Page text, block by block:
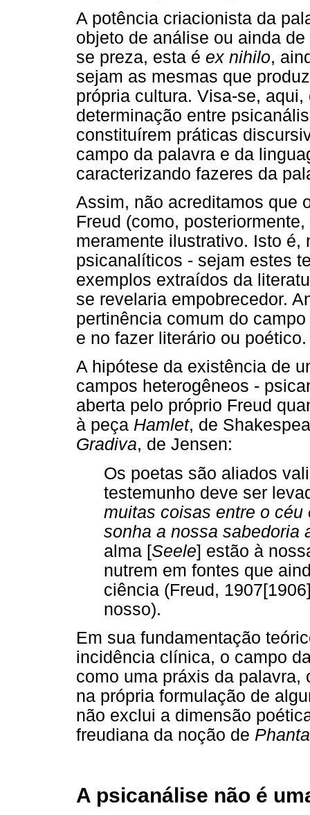
A potência criacionista da
objeto de análise ou ainda
se preza, esta é ex nihilo,
sejam as mesmas que
própria cultura. Visa-se,
determinação entre
constituírem práticas
campo da palavra e da
caracterizando fazeres da
Assim, não acreditamos que
Freud (como,
meramente ilustrativo. Isto
psicanalíticos - sejam estes
exemplos extraídos da
se revelaria empobrecedor.
pertinência comum do
e no fazer literário ou poético.
A hipótese da existência de
campos heterogêneos -
aberta pelo próprio Freud
à peça Hamlet, de
Gradiva, de Jensen:
Os poetas são aliados
testemunho deve ser
muitas coisas entre o
sonha a nossa sabedoria
alma [Seele] estão à
nutrem em fontes que
ciência (Freud,
nosso).
Em sua fundamentação
incidência clínica, o campo
como uma práxis da
na própria formulação de
não exclui a dimensão
freudiana da noção de
A psicanálise não é